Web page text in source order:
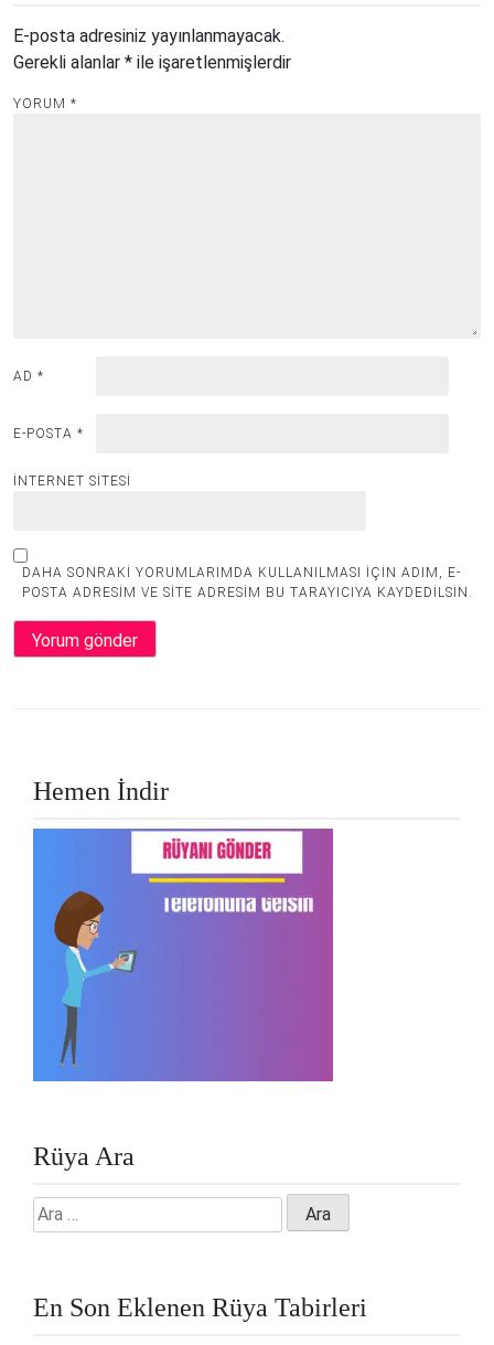
E-posta adresiniz yayınlanmayacak.
Gerekli alanlar * ile işaretlenmişlerdir
YORUM *
AD *
E-POSTA *
İNTERNET SITESI
DAHA SONRAKI YORUMLARIMDA KULLANILMASI IÇIN ADIM, E-
POSTA ADRESIM VE SITE ADRESIM BU TARAYICIYA KAYDEDILSIN.
Hemen İndir
Rüya Ara
Arama:
En Son Eklenen Rüya Tabirleri